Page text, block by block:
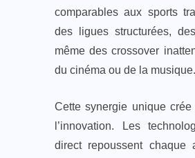
comparables aux sports
des ligues structurées,
même des crossover
du cinéma ou de la musique.
Cette synergie unique
l’innovation. Les
direct repoussent